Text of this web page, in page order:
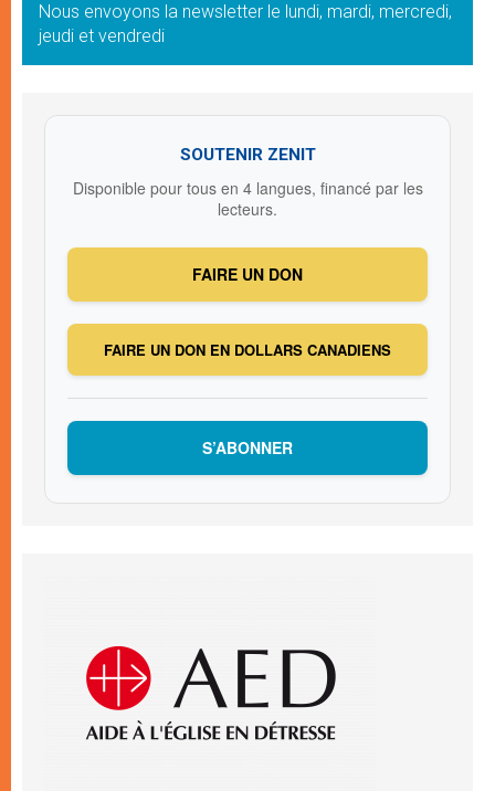
Nous envoyons la newsletter le lundi, mardi, mercredi,
jeudi et vendredi
SOUTENIR ZENIT
Disponible pour tous en 4 langues, financé par les
lecteurs.
FAIRE UN DON
FAIRE UN DON EN DOLLARS CANADIENS
S’ABONNER